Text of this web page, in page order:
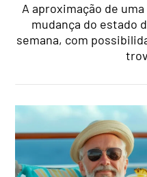
A aproximação de
mudança do estado
semana, com